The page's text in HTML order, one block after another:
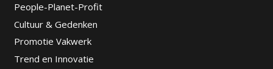
People-Planet-Profit
Cultuur & Gedenken
Promotie Vakwerk
Trend en Innovatie